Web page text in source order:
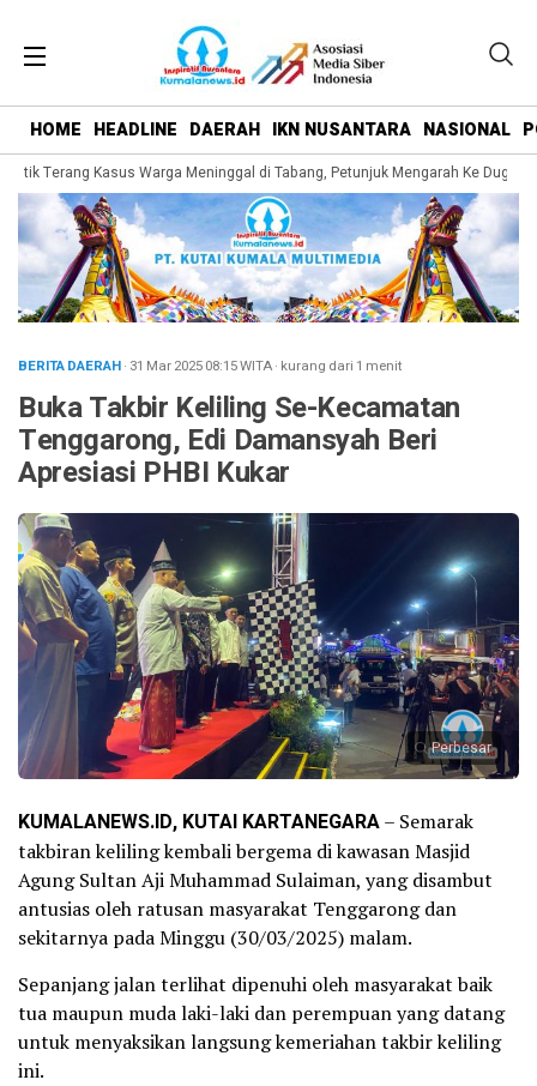
HOME HEADLINE DAERAH IKN NUSANTARA NASIONAL
Terang Kasus Warga Meninggal di Tabang, Petunjuk Mengarah Ke Dugaan
BERITA DAERAH· 31 Mar 202508:15WITA· kurang dari 1 menit
Buka Takbir Keliling Se-Kecamatan
Tenggarong, Edi Damansyah Beri
Apresiasi PHBI Kukar
Perbesar
KUMALANEWS.ID, KUTAI KARTANEGARA– Semarak
takbiran keliling kembali bergema di kawasan Masjid
Agung Sultan Aji Muhammad Sulaiman, yang disambut
antusias oleh ratusan masyarakat Tenggarong dan
sekitarnya pada Minggu (30/03/2025) malam.
Sepanjang jalan terlihat dipenuhi oleh masyarakat baik
tua maupun muda laki-laki dan perempuan yang datang
untuk menyaksikan langsung kemeriahan takbir keliling
ini.